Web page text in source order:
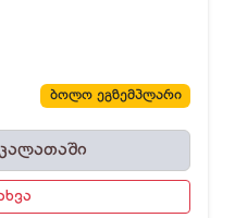
ბოლო ეგზემპლარი